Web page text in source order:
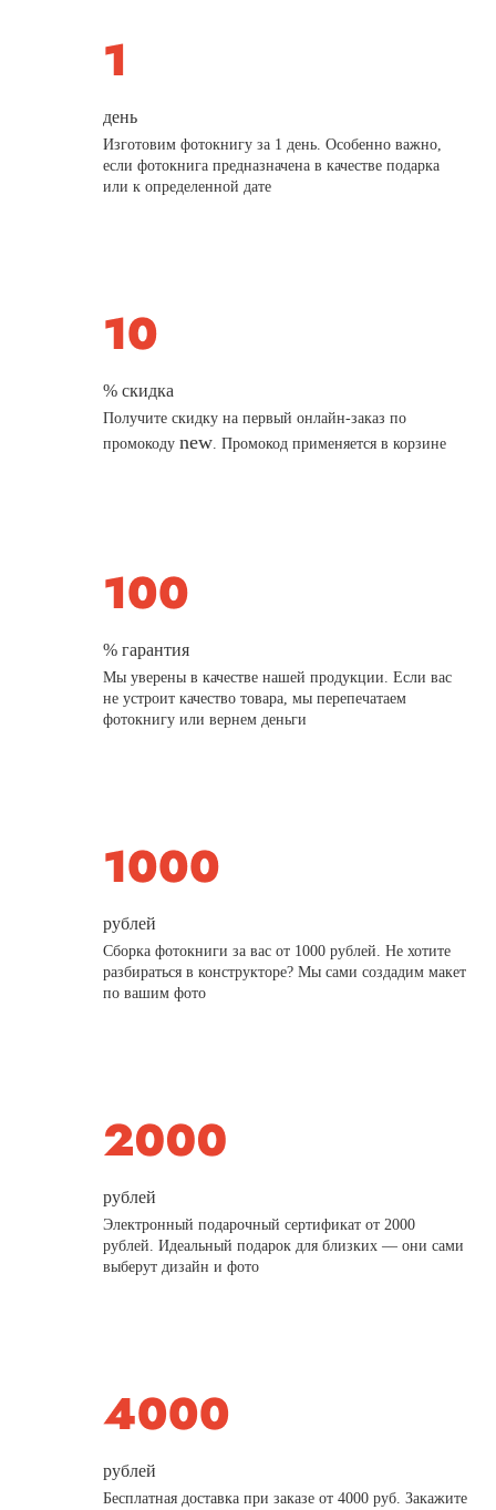
день
Изготовим фотокнигу за 1 день. Особенно важно,
если фотокнига предназначена в качестве подарка
или к определенной дате
% скидка
Получите скидку на первый онлайн-заказ по
промокодуnew. Промокод применяется в корзине
% гарантия
Мы уверены в качестве нашей продукции. Если вас
не устроит качество товара, мы перепечатаем
фотокнигу или вернем деньги
рублей
Сборка фотокниги за вас от 1000 рублей. Не хотите
разбираться в конструкторе? Мы сами создадим макет
по вашим фото
рублей
Электронный подарочный сертификат от 2000
рублей. Идеальный подарок для близких — они сами
выберут дизайн и фото
рублей
Бесплатная доставка при заказе от 4000 руб. Закажите